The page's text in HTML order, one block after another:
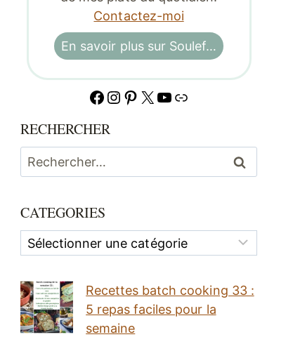
Contactez-moi
En savoir plus sur Soulef…
Facebook
Instagram
Pinterest
X YouTube
Lien
RECHERCHER
Rechercher :
CATEGORIES
Categories
Recettes batch cooking 33 :
5 repas faciles pour la
semaine